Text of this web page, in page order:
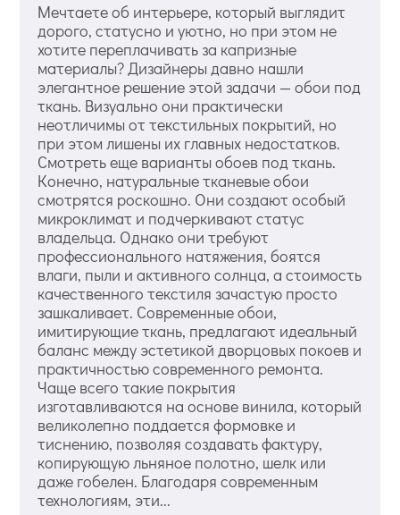
Мечтаете об интерьере, который выглядит
дорого, статусно и уютно, но при этом не
хотите переплачивать за капризные
материалы? Дизайнеры давно нашли
элегантное решение этой задачи — обои под
ткань. Визуально они практически
неотличимы от текстильных покрытий, но
при этом лишены их главных недостатков.
Смотреть еще варианты обоев под ткань.
Конечно, натуральные тканевые обои
смотрятся роскошно. Они создают особый
микроклимат и подчеркивают статус
владельца. Однако они требуют
профессионального натяжения, боятся
влаги, пыли и активного солнца, а стоимость
качественного текстиля зачастую просто
зашкаливает. Современные обои,
имитирующие ткань, предлагают идеальный
баланс между эстетикой дворцовых покоев и
практичностью современного ремонта.
Чаще всего такие покрытия
изготавливаются на основе винила, который
великолепно поддается формовке и
тиснению, позволяя создавать фактуру,
копирующую льняное полотно, шелк или
даже гобелен. Благодаря современным
технологиям, эти...